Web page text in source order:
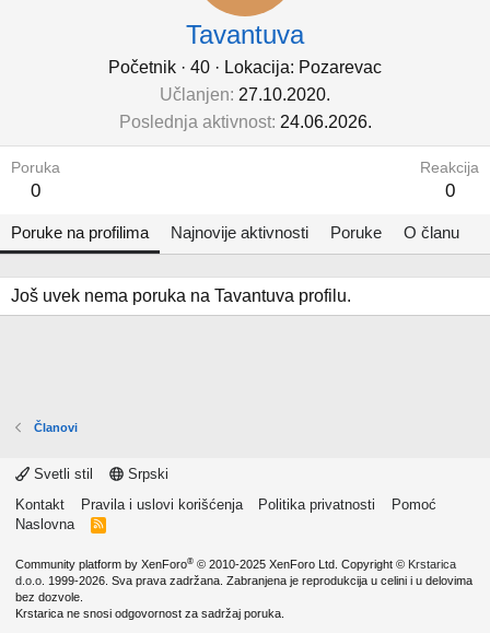
Tavantuva
Početnik · 40 · Lokacija: Pozarevac
Učlanjen 27.10.2020.
Poslednja aktivnost 24.06.2026.
Poruka
0
Reakcija
0
Poruke na profilima Najnovije aktivnosti Poruke O članu
Još uvek nema poruka na Tavantuva profilu.
Članovi
Svetli stil
Srpski
Kontakt
Pravila i uslovi korišćenja Politika privatnosti
Pomoć
Naslovna
R
Community platform by XenForo® © 2010-2025 XenForo Ltd. Copyright © Krstarica
d.o.o. 1999-2026. Sva prava zadržana. Zabranjena je reprodukcija u celini i u delovima
bez dozvole.
Krstarica ne snosi odgovornost za sadržaj poruka.